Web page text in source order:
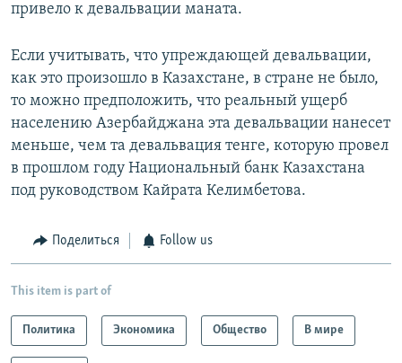
привело к девальвации маната.
Если учитывать, что упреждающей девальвации,
как это произошло в Казахстане, в стране не было,
то можно предположить, что реальный ущерб
населению Азербайджана эта девальвации нанесет
меньше, чем та девальвация тенге, которую провел
в прошлом году Национальный банк Казахстана
под руководством Кайрата Келимбетова.
Поделиться Follow us
This item is part of
Политика Экономика Общество В мире